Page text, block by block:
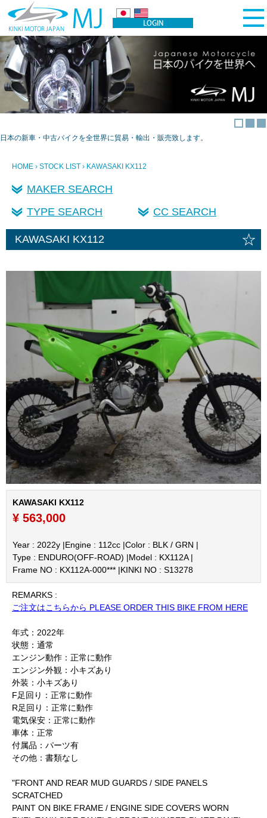
日本の新車・中古バイクを全世界に貿易・輸出・販売致します。
HOME › STOCK LIST › KAWASAKI KX112
MAKER SEARCH
TYPE SEARCH
CC SEARCH
KAWASAKI KX112 ☆
KAWASAKI KX112
¥ 563,000
Year : 2022y |Engine : 112cc |Color : BLK / GRN |
Type : ENDURO(OFF-ROAD) |Model : KX112A |
Frame NO : KX112A-000*** |KINKI NO : S13278
REMARKS :
ご注文はこちらから PLEASE ORDER THIS BIKE FROM HERE
年式：2022年
状態：通常
エンジン動作：正常に動作
エンジン外観：小キズあり
外装：小キズあり
F足回り：正常に動作
R足回り：正常に動作
電気保安：正常に動作
車体：正常
付属品：パーツ有
その他：書類なし
"FRONT AND REAR MUD GUARDS / SIDE PANELS
SCRATCHED
PAINT ON BIKE FRAME / ENGINE SIDE COVERS WORN